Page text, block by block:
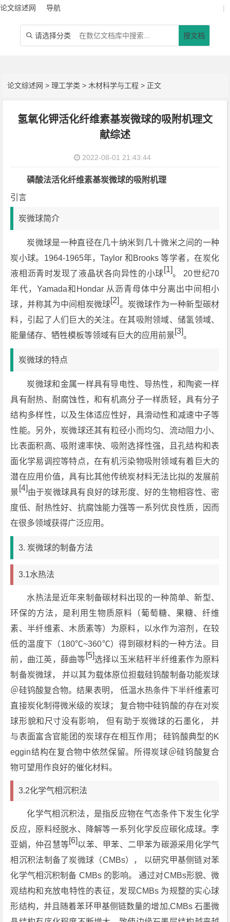
论文综述网 导航 |
 请选择分类 搜文档
论文综述网 >理工学类 > 木材科学与工程 > 正文
氢氧化钾活化纤维素基炭微球的吸附机理文
献综述
2022-08-01 21:43:44
磷酸法活化纤维素基炭微球的吸附机理
引言
炭微球简介
炭微球是一种直径在几十纳米到几十微米之间的一种
炭小球。1964-1965年，Taylor 和Brooks 等学者，在炭化
液相沥青时发现了液晶状各向异性的小球[1]。 20世纪70
年代，Yamada和Hondar 从沥青母体中分离出中间相小
球，并称其为中间相炭微球[2]。炭微球作为一种新型碳材
料，引起了人们巨大的关注。在其吸附领域、储氢领域、
能量储存、牺牲模板等领域有巨大的应用前景[3]。
炭微球的特点
炭微球和金属一样具有导电性、导热性，和陶瓷一样
具有耐热、耐腐蚀性，和有机高分子一样质轻，具有分子
结构多样性，以及生体适应性好，具滑动性和减速中子等
性能。另外，炭微球还其有粒径小而均匀、流动阻力小、
比表面积高、吸附速率快、吸附选择性强，且孔结构和表
面化学易调控等特点，在有机污染物吸附领域有着巨大的
潜在应用价值，具有比其他传统炭材料无法比拟的发展前
景 [4]由于炭微球具有良好的球形度、好的生物相容性、密
度低、耐热性好、抗腐蚀能力强等一系列优良性质，因而
在很多领域获得广泛应用。
3. 炭微球的制备方法
3.1水热法
水热法是近年来制备碳材料出现的一种简单、新型、
环保的方法，是利用生物质原料（葡萄糖、果糖、纤维
素、半纤维素、木质素等）为原料，以水作为溶剂，在较
低的温度下（180℃~360℃）得到碳材料的一种方法。目
前，曲江英，薛曲等[5]选择以玉米秸秆半纤维素作为原料
制备炭微球， 并以其为载体原位担载硅钨酸制备功能炭球
＠硅钨酸复合物。结果表明， 低温水热条件下半纤维素可
直接炭化制得微米级的炭球； 复合物中硅钨酸的存在对炭
球形貌和尺寸没有影响， 但有助于炭微球的石墨化， 并
与表面富含官能团的炭球存在相互作用； 硅钨酸典型的K
eggin结构在复合物中依然保留。所得炭球＠硅钨酸复合
物可望用作良好的催化材料。
3.2化学气相沉积法
化学气相沉积法，是指反应物在气态条件下发生化学
反应，原料经脱水、降解等一系列化学反应碳化成球。李
亚娟，仲召慧等[6]以苯、甲苯、二甲苯为碳源采用化学气
相沉积法制备了炭微球（CMBs）， 以研究甲基侧链对苯
化学气相沉积制备 CMBs 的影响。 通过对CMBs形貌、微
观结构和充放电特性的表征，发现CMBs 为规整的实心球
形结构，并且随着苯环甲基侧链数量的增加,CMBs 石墨微